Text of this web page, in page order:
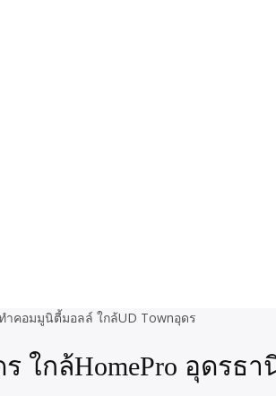
ใกล้HomePro อุดรธ